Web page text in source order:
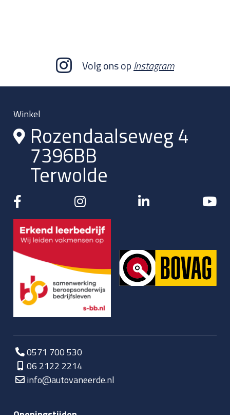
Volg ons opInstagram
Winkel
Rozendaalseweg 4
7396BB
Terwolde
0571 700 530
06 2122 2214
info@autovaneerde.nl